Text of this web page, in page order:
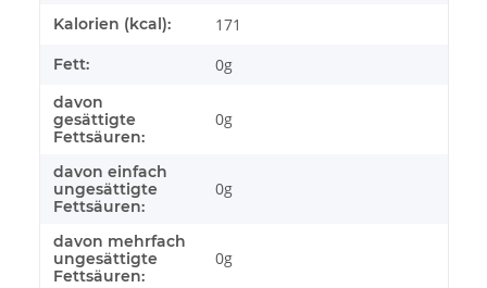
Kalorien (kcal): 171
Fett: 0g
davon
gesättigte
Fettsäuren:
0g
davon einfach
ungesättigte
Fettsäuren:
0g
davon mehrfach
ungesättigte
Fettsäuren:
0g